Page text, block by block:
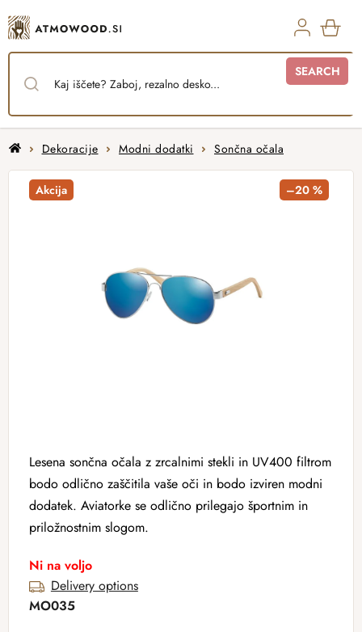
to
content
SEARCH
HomeDekoracije Modni dodatki Sončna očala
Lesena sončna očala z zrcalnimi stekli in UV400 filtrom
bodo odlično zaščitila vaše oči in bodo izviren modni
dodatek. Aviatorke se odlično prilegajo športnim in
priložnostnim slogom.
Ni na voljo
Delivery options
MO035
Akcija –20 %